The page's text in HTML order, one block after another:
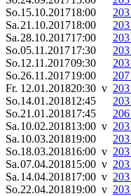
So.15.10.201718:00
Sa.21.10.201718:00
Sa.28.10.201717:00
So.05.11.201717:30
So.12.11.201709:30
So.26.11.201719:00
Fr. 12.01.201820:30 v
So.14.01.201812:45
So.21.01.201817:45
Sa.10.02.201813:00 v
Sa.10.03.201819:00
So.18.03.201816:00 v
Sa.07.04.201815:00 v
Sa.14.04.201817:00 v
So.22.04.201819:00 v